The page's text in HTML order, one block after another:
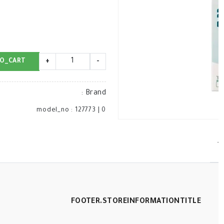
-
+
Brand
:
model_no : 127773 0
FOOTER.STOREINFORMATIONTITLE